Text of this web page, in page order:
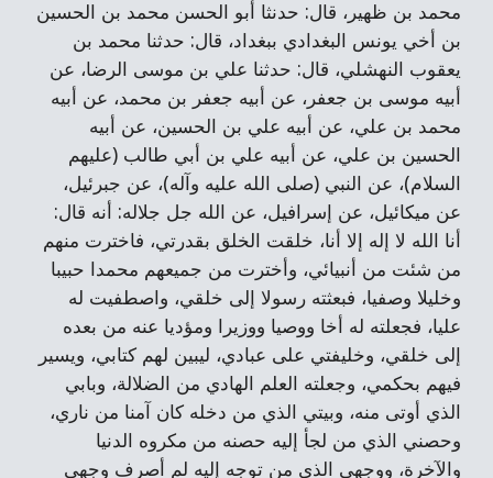
محمد بن ظهير، قال: حدنثا أبو الحسن محمد بن الحسين
بن أخي يونس البغدادي ببغداد، قال: حدثنا محمد بن
يعقوب النهشلي، قال: حدثنا علي بن موسى الرضا، عن
أبيه موسى بن جعفر، عن أبيه جعفر بن محمد، عن أبيه
محمد بن علي، عن أبيه علي بن الحسين، عن أبيه
الحسين بن علي، عن أبيه علي بن أبي طالب (عليهم
السلام)، عن النبي (صلى الله عليه وآله)، عن جبرئيل،
عن ميكائيل، عن إسرافيل، عن الله جل جلاله: أنه قال:
أنا الله لا إله إلا أنا، خلقت الخلق بقدرتي، فاخترت منهم
من شئت من أنبيائي، وأخترت من جميعهم محمدا حبيبا
وخليلا وصفيا، فبعثته رسولا إلى خلقي، واصطفيت له
عليا، فجعلته له أخا ووصيا ووزيرا ومؤديا عنه من بعده
إلى خلقي، وخليفتي على عبادي، ليبين لهم كتابي، ويسير
فيهم بحكمي، وجعلته العلم الهادي من الضلالة، وبابي
الذي أوتى منه، وبيتي الذي من دخله كان آمنا من ناري،
وحصني الذي من لجأ إليه حصنه من مكروه الدنيا
والآخرة، ووجهي الذي من توجه إليه لم أصرف وجهي